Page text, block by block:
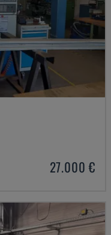
27.000 €